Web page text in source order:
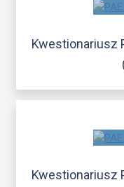
Kwestionariusz
Kwestionariusz